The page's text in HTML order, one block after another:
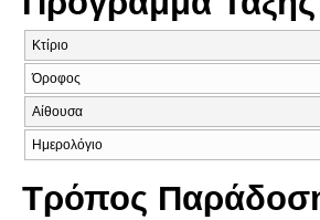
Κτίριο
Όροφος
Αίθουσα
Ημερολόγιο
Τρόπος